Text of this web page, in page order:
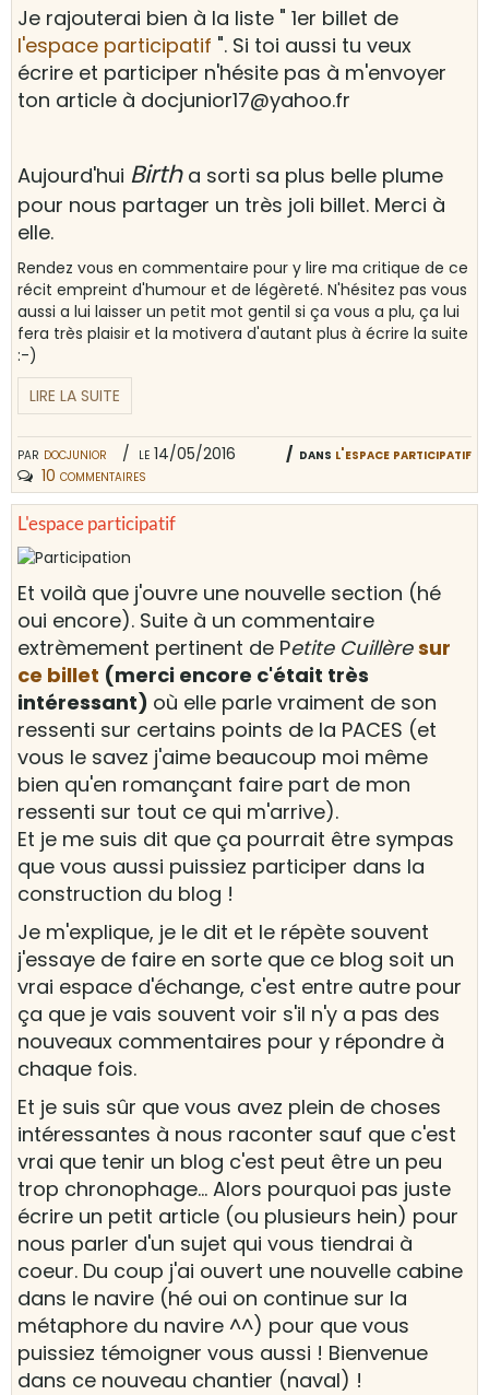
par docjunior le 14/05/2016 dans l'espace participatif
10 commentaires
Je rajouterai bien à la liste " 1er billet de
l'espace participatif ". Si toi aussi tu veux
écrire et participer n'hésite pas à m'envoyer
ton article à docjunior17@yahoo.fr
Aujourd'hui Birtha sorti sa plus belle plume
pour nous partager un très joli billet. Merci à
elle.
Rendez vous en commentaire pour y lire ma critique de ce
récit empreint d'humour et de légèreté. N'hésitez pas vous
aussi a lui laisser un petit mot gentil si ça vous a plu, ça lui
fera très plaisir et la motivera d'autant plus à écrire la suite
:-)
LIRE LA SUITE
L'espace participatif
Et voilà que j'ouvre une nouvelle section (hé
oui encore). Suite à un commentaire
extrèmement pertinent de Petite Cuillère sur
ce billet (merci encore c'était très
intéressant) où elle parle vraiment de son
ressenti sur certains points de la PACES (et
vous le savez j'aime beaucoup moi même
bien qu'en romançant faire part de mon
ressenti sur tout ce qui m'arrive).
Et je me suis dit que ça pourrait être sympas
que vous aussi puissiez participer dans la
construction du blog !
Je m'explique, je le dit et le répète souvent
j'essaye de faire en sorte que ce blog soit un
vrai espace d'échange, c'est entre autre pour
ça que je vais souvent voir s'il n'y a pas des
nouveaux commentaires pour y répondre à
chaque fois.
Et je suis sûr que vous avez plein de choses
intéressantes à nous raconter sauf que c'est
vrai que tenir un blog c'est peut être un peu
trop chronophage... Alors pourquoi pas juste
écrire un petit article (ou plusieurs hein) pour
nous parler d'un sujet qui vous tiendrai à
coeur. Du coup j'ai ouvert une nouvelle cabine
dans le navire (hé oui on continue sur la
métaphore du navire ^^) pour que vous
puissiez témoigner vous aussi ! Bienvenue
dans ce nouveau chantier (naval) !